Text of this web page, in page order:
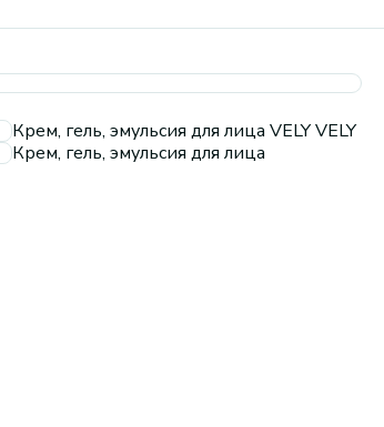
Крем, гель, эмульсия для лица VELY VELY
Крем, гель, эмульсия для лица